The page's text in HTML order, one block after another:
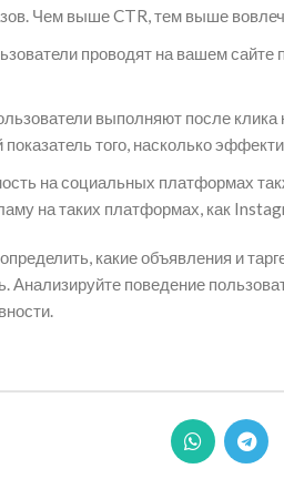
Чем выше CTR, тем выше
проводят на вашем
выполняют после
того, насколько
на социальных платформах
на таких платформах, как
какие объявления и
Анализируйте поведение